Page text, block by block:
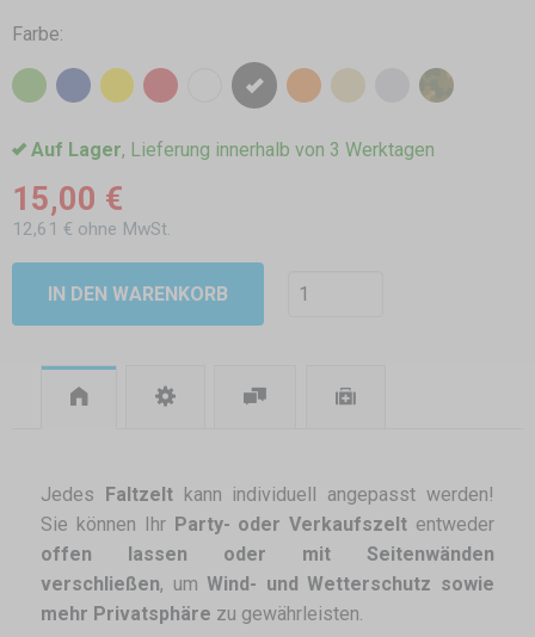
Farbe:
Auf Lager, Lieferung innerhalb von 3 Werktagen
15,00 €
12,61 € ohne MwSt.
IN DEN WARENKORB
Jedes Faltzeltkann individuell angepasst werden!
Sie können Ihr Party- oder Verkaufszelt entweder
offen lassen oder mit Seitenwänden
verschließen, umWind- und Wetterschutz sowie
mehr Privatsphäre zu gewährleisten.